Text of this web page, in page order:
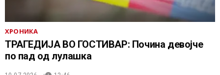
ХРОНИКА
ТРАГЕДИЈА ВО ГОСТИВАР: Почина девојче
по пад од лулашка